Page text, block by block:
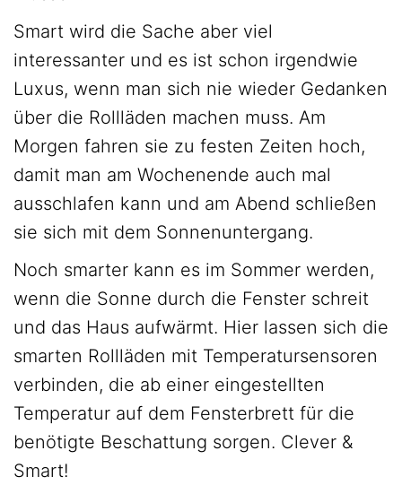
Smart wird die Sache aber viel
interessanter und es ist schon irgendwie
Luxus, wenn man sich nie wieder Gedanken
über die Rollläden machen muss. Am
Morgen fahren sie zu festen Zeiten hoch,
damit man am Wochenende auch mal
ausschlafen kann und am Abend schließen
sie sich mit dem Sonnenuntergang.
Noch smarter kann es im Sommer werden,
wenn die Sonne durch die Fenster schreit
und das Haus aufwärmt. Hier lassen sich die
smarten Rollläden mit Temperatursensoren
verbinden, die ab einer eingestellten
Temperatur auf dem Fensterbrett für die
benötigte Beschattung sorgen. Clever &
Smart!